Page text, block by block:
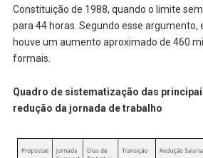
Constituição de 1988, quando o limite
para 44 horas. Segundo esse argumento,
houve um aumento aproximado de 460
formais.
Quadro de sistematização das
redução da jornada de trabalho